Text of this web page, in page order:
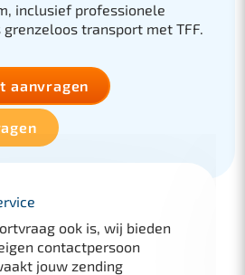
inclusief professionele
transport met TFF.
aanvragen
ook is, wij bieden
contactpersoon
jouw zending